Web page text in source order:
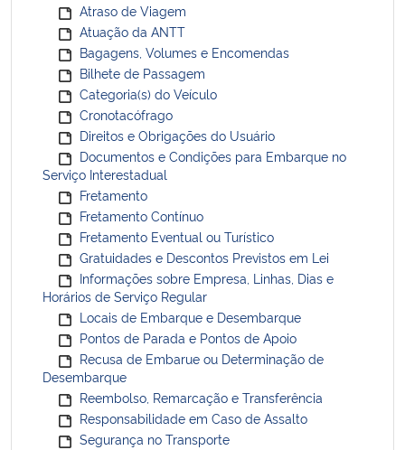
Atraso de Viagem
Atuação da ANTT
Bagagens, Volumes e Encomendas
Bilhete de Passagem
Categoria(s) do Veículo
Cronotacófrago
Direitos e Obrigações do Usuário
Documentos e Condições para Embarque no
Serviço Interestadual
Fretamento
Fretamento Contínuo
Fretamento Eventual ou Turístico
Gratuidades e Descontos Previstos em Lei
Informações sobre Empresa, Linhas, Dias e
Horários de Serviço Regular
Locais de Embarque e Desembarque
Pontos de Parada e Pontos de Apoio
Recusa de Embarue ou Determinação de
Desembarque
Reembolso, Remarcação e Transferência
Responsabilidade em Caso de Assalto
Segurança no Transporte